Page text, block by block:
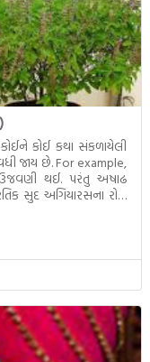
કોઈને કોઈ કથા સંકળાયેલી
જાય છે. For example,
ઉજવણી થઈ. પરંતુ અષાઢ
સુદ અગિયારસના રોજ
સંસ્કાર, લગ્ન,